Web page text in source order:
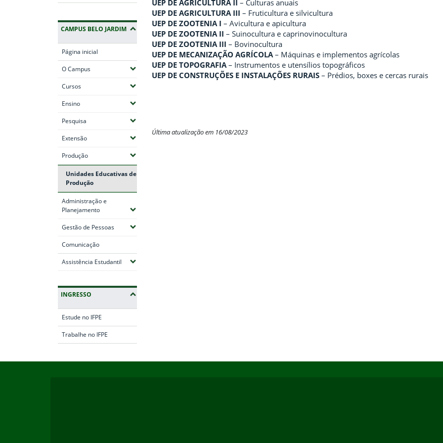
CAMPUS BELO JARDIM
Página inicial
O Campus(Expandir submenus)
Cursos(Expandir submenus)
Ensino(Expandir submenus)
Pesquisa (Expandir submenus)
Extensão(Expandir submenus)
Produção(Expandir submenus)
Unidades Educativas de
Produção
Administração e
Planejamento(Expandir submenus)
Gestão de Pessoas(Expandir submenus)
Comunicação
Assistência Estudantil (Expandir submenus)
INGRESSO
Estude no IFPE
Trabalhe no IFPE
UEP DE AGRICULTURA II – Culturas anuais
UEP DE AGRICULTURA III – Fruticultura e silvicultura
UEP DE ZOOTENIA I – Avicultura e apicultura
UEP DE ZOOTENIA II – Suinocultura e caprinovinocultura
UEP DE ZOOTENIA III – Bovinocultura
UEP DE MECANIZAÇÃO AGRÍCOLA – Máquinas e implementos agrícolas
UEP DE TOPOGRAFIA – Instrumentos e utensílios topográficos
UEP DE CONSTRUÇÕES E INSTALAÇÕES RURAIS – Prédios, boxes e cercas rurais
Última atualização em 16/08/2023